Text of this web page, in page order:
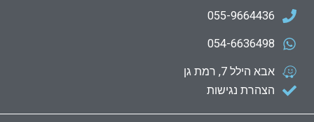
055-9664436
054-6636498
אבא הילל 7, רמת גן
הצהרת נגישות